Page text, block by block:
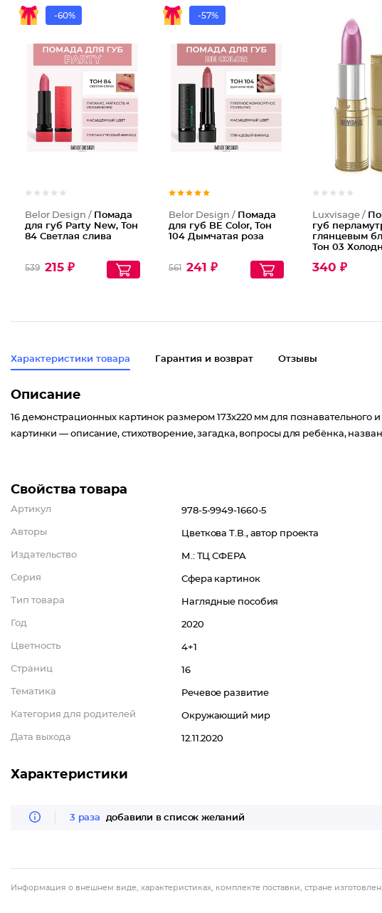
-60%
Помада
Belor Design / Помада
для губ Party New, Тон
84 Светлая слива
539 215 ₽
-57%
Помада
Belor Design / Помада
для губ BE Color, Тон
104 Дымчатая роза
561 241 ₽
Luxvisage /
губ
глянцевым
Тон 03
жемчужным
340 ₽
Характеристики товара Гарантия и возврат Отзывы
Описание
16 демонстрационных картинок размером 173х220 мм для познавательного
картинки — описание, стихотворение, загадка, вопросы для ребёнка,
Свойства товара
Артикул 978-5-9949-1660-5
Авторы Цветкова Т.В., автор проекта
Издательство М.: ТЦ СФЕРА
Серия Сфера картинок
Тип товара Наглядные пособия
Год 2020
Цветность 4+1
Страниц 16
Тематика Речевое развитие
Категория для родителей Окружающий мир
Дата выхода 12.11.2020
Характеристики
3 раза добавили в список желаний
Информация о внешнем виде, характеристиках, комплекте поставки, стране